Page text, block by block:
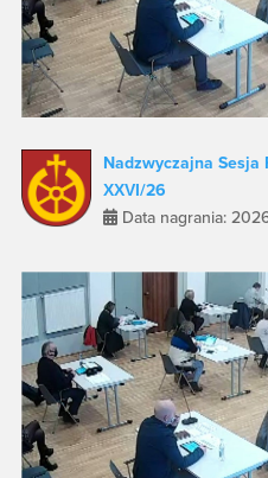
Nadzwyczajna Sesja
XXVI/26
Data nagrania: